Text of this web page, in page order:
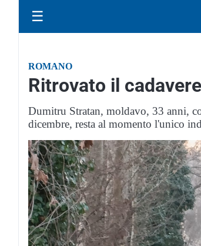
☰
ROMANO
Ritrovato il
Dumitru Stratan, moldavo, 33 anni,
dicembre, resta al momento l'unico